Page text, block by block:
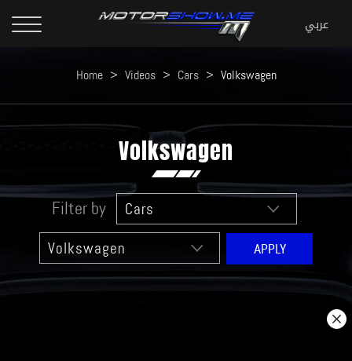
Home > Videos > Cars > Volkswagen
Volkswagen
Filter by